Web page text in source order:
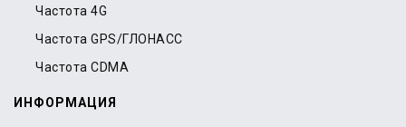
Частота 4G
Частота GPS/ГЛОНАСС
Частота CDMA
ИНФОРМАЦИЯ